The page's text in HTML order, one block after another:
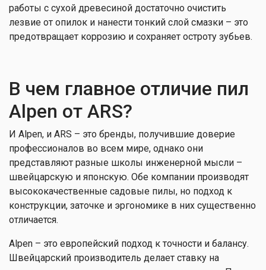
работы с сухой древесиной достаточно очистить
лезвие от опилок и нанести тонкий слой смазки – это
предотвращает коррозию и сохраняет остроту зубьев.
В чем главное отличие пил
Alpen от ARS?
И Alpen, и ARS – это бренды, получившие доверие
профессионалов во всем мире, однако они
представляют разные школы инженерной мысли –
швейцарскую и японскую. Обе компании производят
высококачественные садовые пилы, но подход к
конструкции, заточке и эргономике в них существенно
отличается.
Alpen – это европейский подход к точности и балансу.
Швейцарский производитель делает ставку на